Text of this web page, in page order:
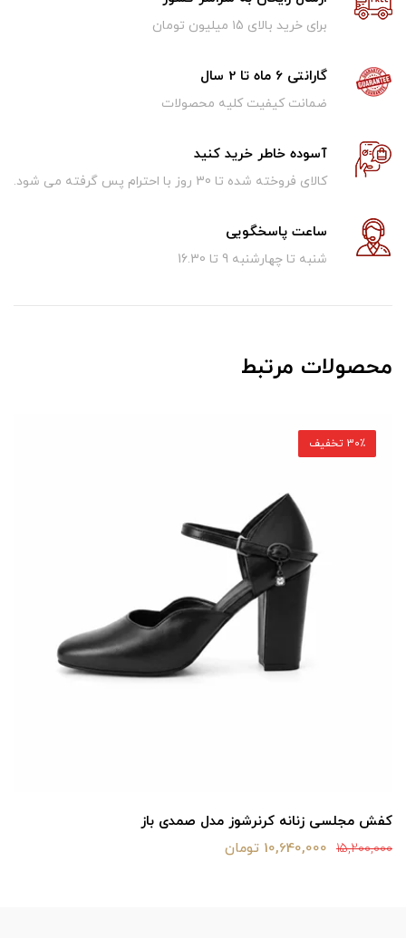
برای خرید بالای ۱5 میلیون تومان
گارانتی 6 ماه تا 2 سال
ضمانت کیفیت کلیه محصولات
آسوده خاطر خرید کنید
کالای فروخته شده تا 30 روز با احترام پس گرفته می شود.
ساعت پاسخگویی
شنبه تا چهارشنبه 9 تا 16.30
محصولات مرتبط
کفش مجلسی زنانه کرنرشوز مدل صمدی باز
15,200,000 10,640,000 تومان
30٪ تخفیف